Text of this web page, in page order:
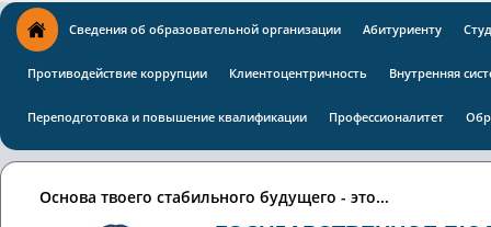
Сведения об образовательной организации Абитуриенту
Противодействие коррупции Клиентоцентричность Внутренняя
Переподготовка и повышение квалификации Профессионалитет
Основа твоего стабильного будущего - это...